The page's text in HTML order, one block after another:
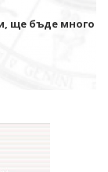
ще бъде много